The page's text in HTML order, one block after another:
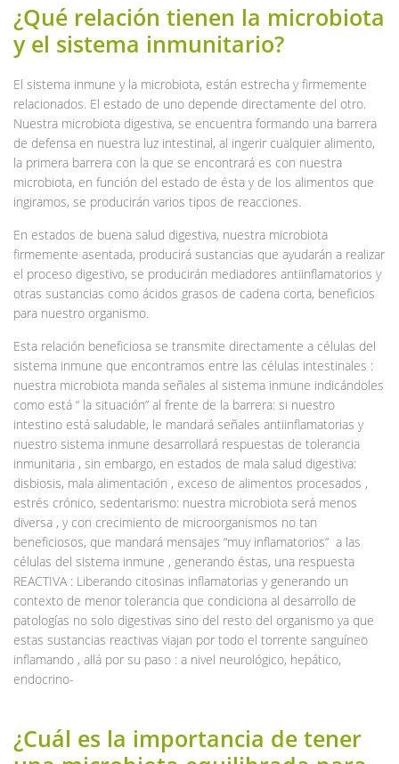
¿Qué relación tienen la microbiota
y el sistema inmunitario?
El sistema inmune y la microbiota, están estrecha y firmemente
relacionados. El estado de uno depende directamente del otro.
Nuestra microbiota digestiva, se encuentra formando una barrera
de defensa en nuestra luz intestinal, al ingerir cualquier alimento,
la primera barrera con la que se encontrará es con nuestra
microbiota, en función del estado de ésta y de los alimentos que
ingiramos, se producirán varios tipos de reacciones.
En estados de buena salud digestiva, nuestra microbiota
firmemente asentada, producirá sustancias que ayudarán a realizar
el proceso digestivo, se producirán mediadores antiinflamatorios y
otras sustancias como ácidos grasos de cadena corta, beneficios
para nuestro organismo.
Esta relación beneficiosa se transmite directamente a células del
sistema inmune que encontramos entre las células intestinales :
nuestra microbiota manda señales al sistema inmune indicándoles
como está “ la situación” al frente de la barrera: si nuestro
intestino está saludable, le mandará señales antiinflamatorias y
nuestro sistema inmune desarrollará respuestas de tolerancia
inmunitaria , sin embargo, en estados de mala salud digestiva:
disbiosis, mala alimentación , exceso de alimentos procesados ,
estrés crónico, sedentarismo: nuestra microbiota será menos
diversa , y con crecimiento de microorganismos no tan
beneficiosos, que mandará mensajes “muy inflamatorios” a las
células del sistema inmune , generando éstas, una respuesta
REACTIVA : Liberando citosinas inflamatorias y generando un
contexto de menor tolerancia que condiciona al desarrollo de
patologías no solo digestivas sino del resto del organismo ya que
estas sustancias reactivas viajan por todo el torrente sanguíneo
inflamando , allá por su paso : a nivel neurológico, hepático,
endocrino-
¿Cuál es la importancia de tener